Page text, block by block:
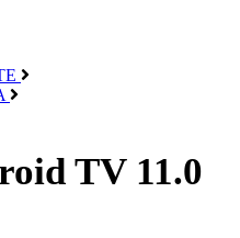
TV 11.0